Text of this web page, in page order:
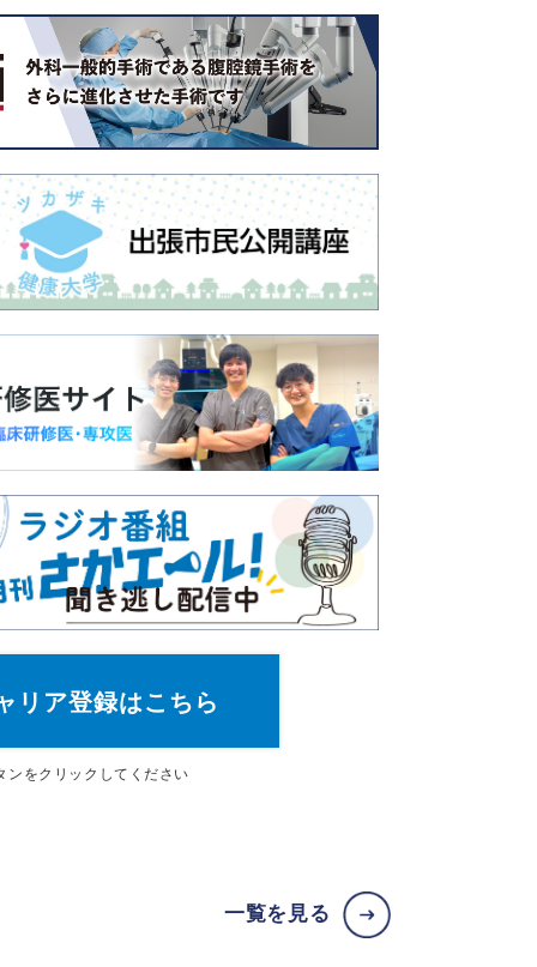
リア登録はこちら
ン をクリックしてください
一覧を見る